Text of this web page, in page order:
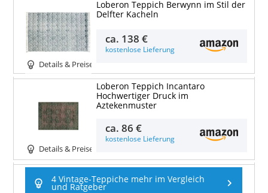
Details & Preise
Loberon Teppich Berwynn im Stil der
Delfter Kacheln
ca. 138 €
kostenlose Lieferung
Details & Preise
Loberon Teppich Incantaro
Hochwertiger Druck im
Aztekenmuster
ca.86 €
kostenlose Lieferung
4 Vintage-Teppiche mehr im Vergleich
und Ratgeber